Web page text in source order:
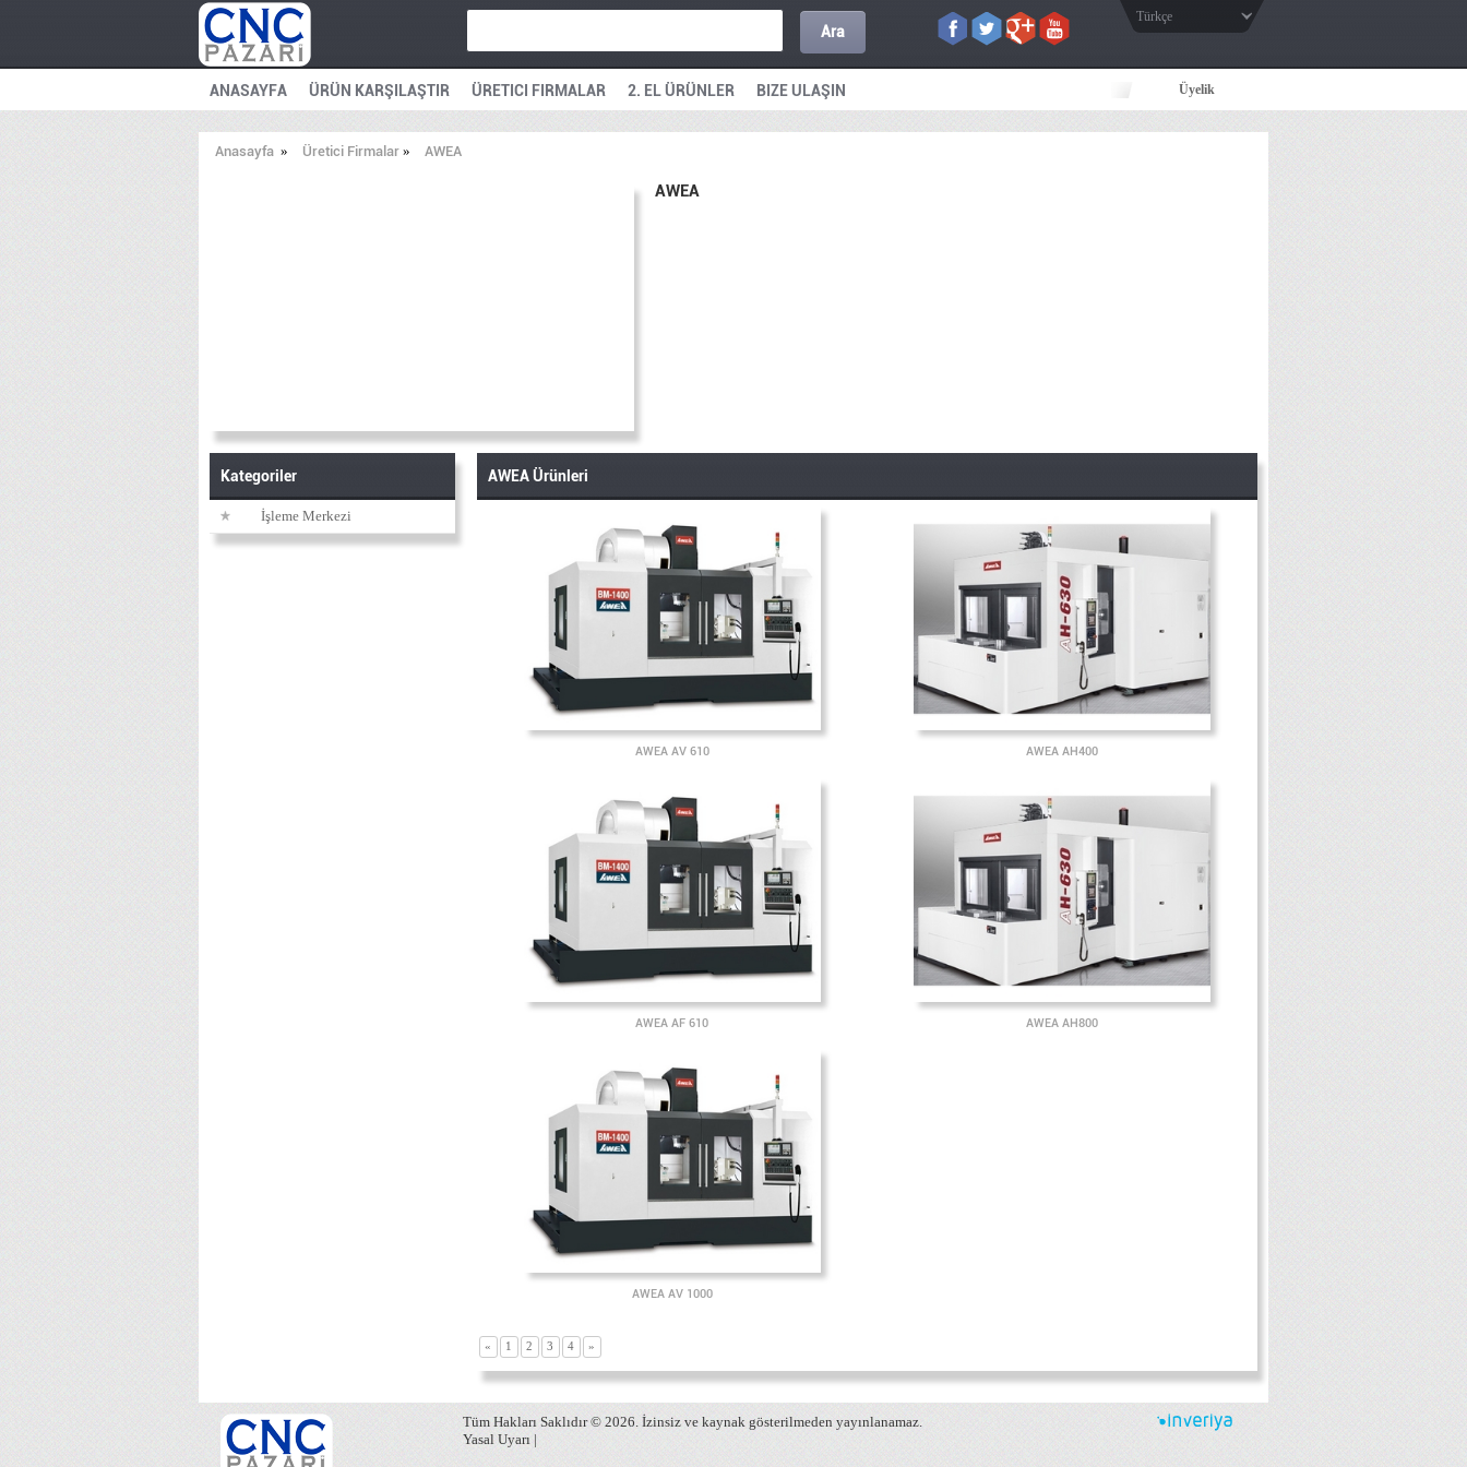
Ara
Türkçe
ANASAYFA ÜRÜN KARŞILAŞTIR ÜRETICI FIRMALAR 2. EL ÜRÜNLER BIZE ULAŞIN Üyelik
Anasayfa» Üretici Firmalar» AWEA
AWEA
Kategoriler
İşleme Merkezi
AWEA Ürünleri
AWEA AV 610 AWEA AH400
AWEA AF 610 AWEA AH800
AWEA AV 1000
« 1 2 3 4 »
Tüm Hakları Saklıdır © 2026. İzinsiz ve kaynak gösterilmeden yayınlanamaz.
Yasal Uyarı|